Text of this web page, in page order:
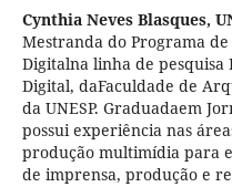
Cynthia Neves Blasques,
Mestranda do Programa de
Digitalna linha de pesquisa
Digital, daFaculdade de
da UNESP. Graduadaem
possui experiência nas
produção multimídia para
de imprensa, produção e